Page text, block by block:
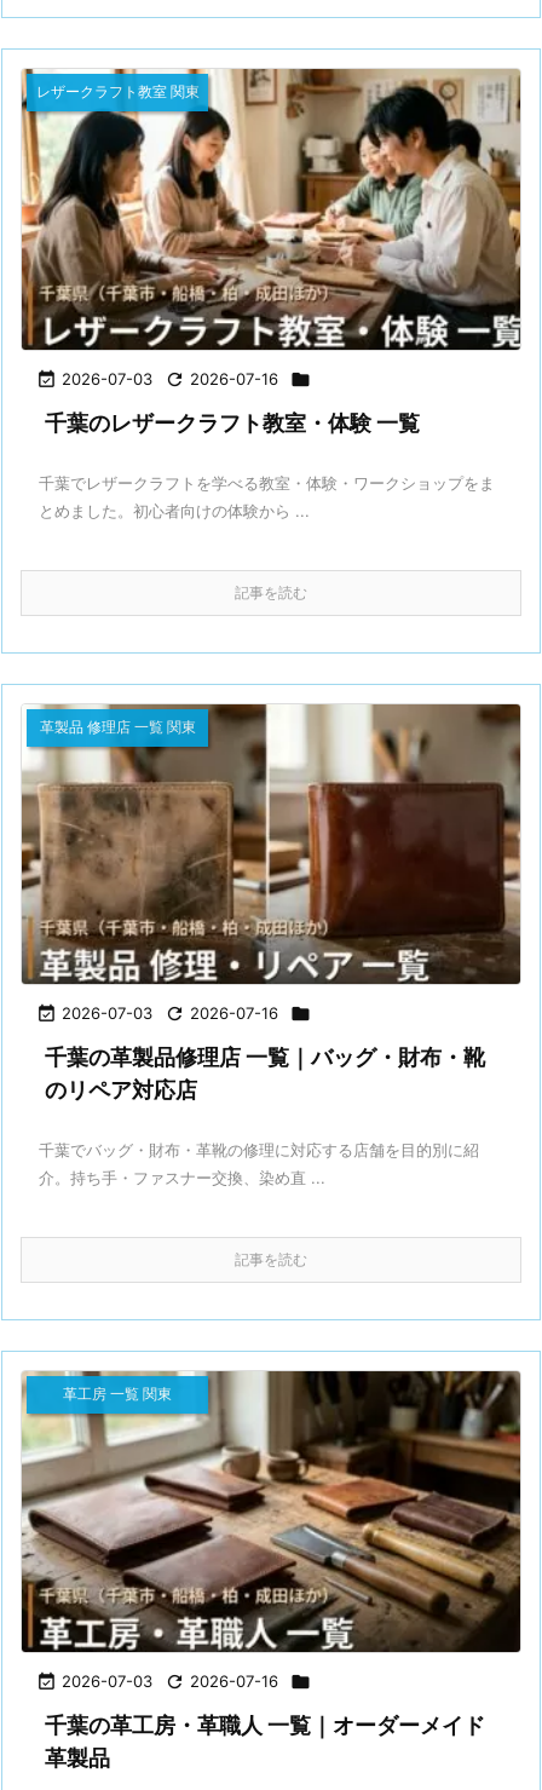
 2026-07-03  2026-07-16 
レザークラフト教室 関東
千葉のレザークラフト教室・体験 一覧
千葉でレザークラフトを学べる教室・体験・ワークショップをま
とめました。初心者向けの体験から ...
記事を読む
 2026-07-03  2026-07-16 
革製品 修理店 一覧 関東
千葉の革製品修理店 一覧｜バッグ・財布・靴
のリペア対応店
千葉でバッグ・財布・革靴の修理に対応する店舗を目的別に紹
介。持ち手・ファスナー交換、染め直 ...
記事を読む
 2026-07-03  2026-07-16 
革工房 一覧 関東
千葉の革工房・革職人 一覧｜オーダーメイド
革製品